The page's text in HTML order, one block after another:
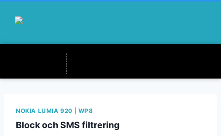
NOKIA LUMIA 920 WP8
Block och SMS filtrering